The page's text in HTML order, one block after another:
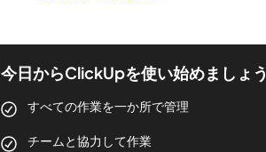
今日からClickUpを使い始めましょう
すべての作業を一か所で管理
チームと協力して作業